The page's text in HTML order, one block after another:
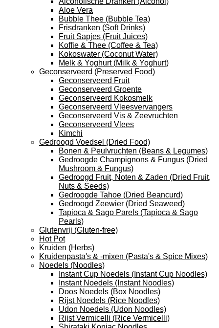
Aloe Vera
Bubble Thee (Bubble Tea)
Frisdranken (Soft Drinks)
Fruit Sapjes (Fruit Juices)
Koffie & Thee (Coffee & Tea)
Kokoswater (Coconut Water)
Melk & Yoghurt (Milk & Yoghurt)
Geconserveerd (Preserved Food)
Geconserveerd Fruit
Geconserveerd Groente
Geconserveerd Kokosmelk
Geconserveerd Vleesvervangers
Geconserveerd Vis & Zeevruchten
Geconserveerd Vlees
Kimchi
Gedroogd Voedsel (Dried Food)
Bonen & Peulvruchten (Beans & Legumes)
Gedroogde Champignons & Fungus (Dried
Mushroom & Fungus)
Gedroogd Fruit, Noten & Zaden (Dried Fruit,
Nuts & Seeds)
Gedroogde Tahoe (Dried Beancurd)
Gedroogd Zeewier (Dried Seaweed)
Tapioca & Sago Parels (Tapioca & Sago
Pearls)
Glutenvrij (Gluten-free)
Hot Pot
Kruiden (Herbs)
Kruidenpasta's & -mixen (Pasta's & Spice Mixes)
Noedels (Noodles)
Instant Cup Noedels (Instant Cup Noodles)
Instant Noedels (Instant Noodles)
Doos Noedels (Box Noodles)
Rijst Noedels (Rice Noodles)
Udon Noedels (Udon Noodles)
Rijst Vermicelli (Rice Vermicelli)